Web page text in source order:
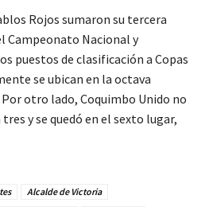
Rojos sumaron su tercera
Campeonato Nacional y
puestos de clasificación a Copas
se ubican en la octava
otro lado, Coquimbo Unido no
y se quedó en el sexto lugar,
Alcalde de Victoria